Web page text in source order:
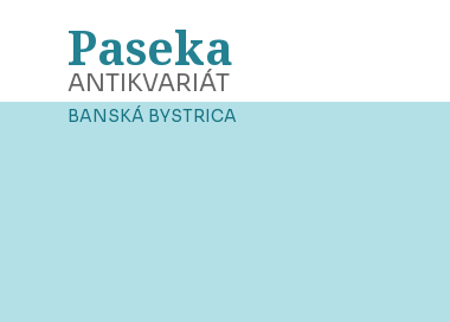
Paseka
ANTIKVARIÁT
BANSKÁ BYSTRICA